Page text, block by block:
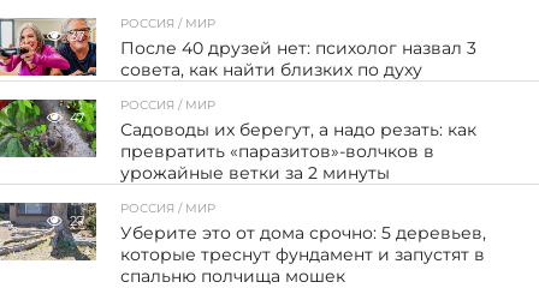
37
РОССИЯ / МИР
После 40 друзей нет: психолог назвал 3
совета, как найти близких по духу
47
РОССИЯ / МИР
Садоводы их берегут, а надо резать: как
превратить «паразитов»-волчков в
урожайные ветки за 2 минуты
27
РОССИЯ / МИР
Уберите это от дома срочно: 5 деревьев,
которые треснут фундамент и запустят в
спальню полчища мошек